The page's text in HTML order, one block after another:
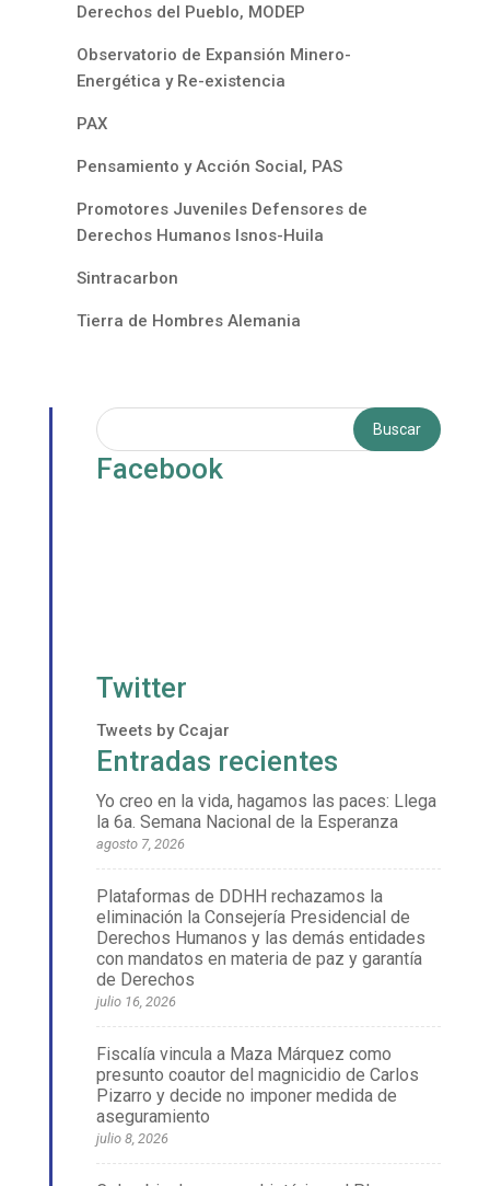
Derechos del Pueblo, MODEP
Observatorio de Expansión Minero-
Energética y Re-existencia
PAX
Pensamiento y Acción Social, PAS
Promotores Juveniles Defensores de
Derechos Humanos Isnos-Huila
Sintracarbon
Tierra de Hombres Alemania
Facebook
Twitter
Tweets by Ccajar
Entradas recientes
Yo creo en la vida, hagamos las paces: Llega
la 6a. Semana Nacional de la Esperanza
agosto 7, 2026
Plataformas de DDHH rechazamos la
eliminación la Consejería Presidencial de
Derechos Humanos y las demás entidades
con mandatos en materia de paz y garantía
de Derechos
julio 16, 2026
Fiscalía vincula a Maza Márquez como
presunto coautor del magnicidio de Carlos
Pizarro y decide no imponer medida de
aseguramiento
julio 8, 2026